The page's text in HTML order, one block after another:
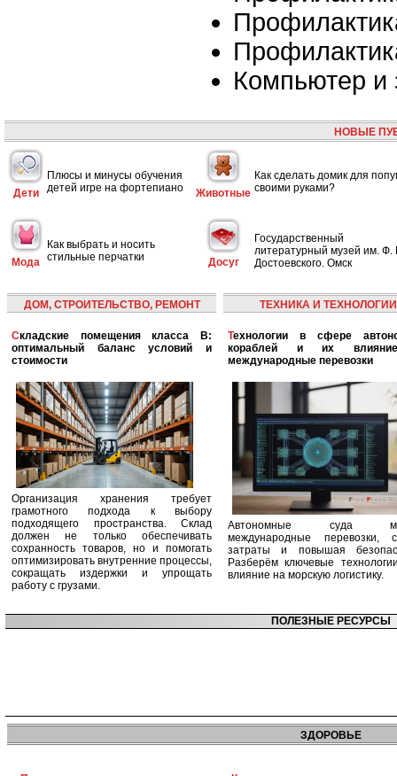
Компьютер и
НОВЫЕ
Дети
Плюсы и минусы обучения
детей игре на фортепиано
Животные
Как сделать домик для
своими руками?
Мода
Как выбрать и носить
стильные перчатки
Досуг
Государственный
литературный музей им. Ф.
Достоевского. Омск
ДОМ, СТРОИТЕЛЬСТВО, РЕМОНТ
Складские помещения класса B:
оптимальный баланс условий и
стоимости
Организация хранения требует
грамотного подхода к выбору
подходящего пространства. Склад
должен не только обеспечивать
сохранность товаров, но и помогать
оптимизировать внутренние процессы,
сокращать издержки и упрощать
работу с грузами.
ТЕХНИКА И ТЕХНОЛОГИИ
Технологии в сфере автономных
кораблей и их
международные перевозки
Автономные суда
международные перевозки,
затраты и повышая
Разберём ключевые
влияние на морскую логистику.
ПОЛЕЗНЫЕ РЕСУРСЫ
ЗДОРОВЬЕ